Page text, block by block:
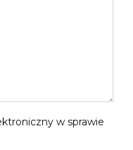
w sprawie